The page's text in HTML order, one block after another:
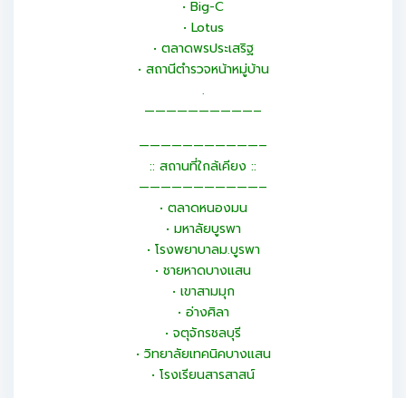
• Big-C
• Lotus
• ตลาดพรประเสริฐ
• สถานีตำรวจหน้าหมู่บ้าน
.
——————————–
———————————–
:: สถานที่ใกล้เคียง ::
———————————–
• ตลาดหนองมน
• มหาลัยบูรพา
• โรงพยาบาลม.บูรพา
• ชายหาดบางแสน
• เขาสามมุก
• อ่างศิลา
• จตุจักรชลบุรี
• วิทยาลัยเทคนิคบางแสน
• โรงเรียนสารสาสน์